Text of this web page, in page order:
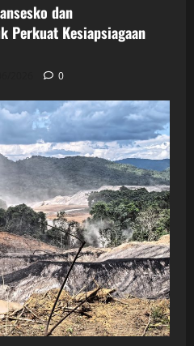
dan
Perkuat Kesiapsiagaan
0